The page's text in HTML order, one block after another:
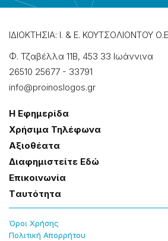
ΙΔΙΟΚΤΗΣΙΑ: Ι. & Ε. ΚΟΥΤΣΟΛΙΟΝΤΟΥ
Φ. Τζαβέλλα 11Β, 453 33 Ιωάννɩνα
26510 25677 - 33791
info@proinoslogos.gr
Η Εφημερίδα
Χρήσɩμα Τηλέφωνα
Αξɩοθέατα
Δɩαφημɩστείτε Εδώ
Επɩκοɩνωνία
Tαυτότητα
Όροɩ Χρήσης
Πολɩτɩκή Απορρήτου